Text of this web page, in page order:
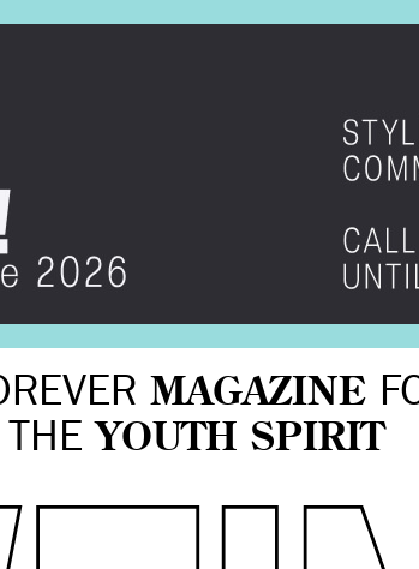
MAGAZINE
YOUTH SPIRIT